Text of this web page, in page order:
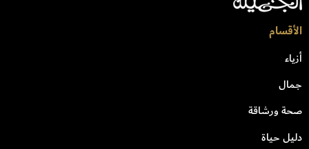
الأقسام
أزياء
جمال
صحة ورشاقة
دليل حياة